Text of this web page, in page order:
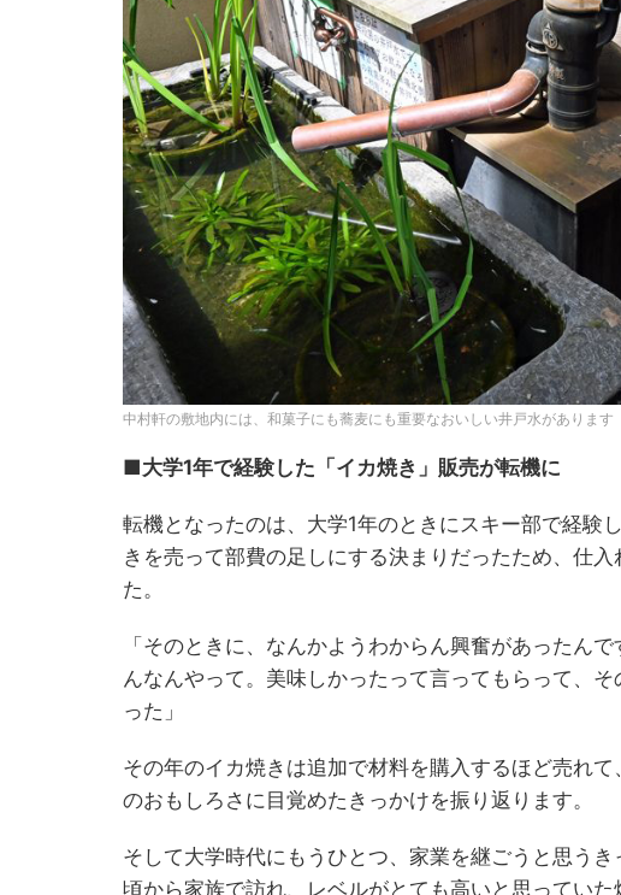
中村軒の敷地内には、和菓子にも蕎麦にも重要なおいしい井戸水があります
■大学1年で経験した「イカ焼き」販売が転機に
転機となったのは、大学1年のときにスキー部で経験
きを売って部費の足しにする決まりだったため、仕
た。
「そのときに、なんかようわからん興奮があったん
んなんやって。美味しかったって言ってもらって、
った」
その年のイカ焼きは追加で材料を購入するほど売れ
のおもしろさに目覚めたきっかけを振り返ります。
そして大学時代にもうひとつ、家業を継ごうと思う
頃から家族で訪れ、レベルがとても高いと思ってい